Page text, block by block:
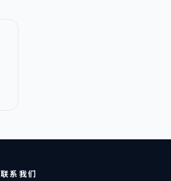
联系我们